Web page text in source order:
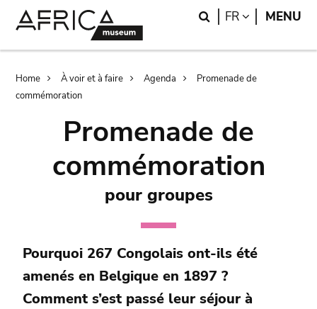
Search
FR LANGUAGE
MENU
Breadcrumb
Home À voir et à faire Agenda
Promenade de
commémoration
Promenade de
commémoration
pour groupes
Pourquoi 267 Congolais ont-ils été
amenés en Belgique en 1897 ?
Comment s’est passé leur séjour à